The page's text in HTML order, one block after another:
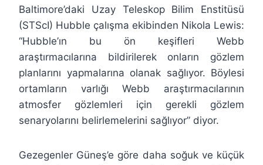
Baltimore’daki Uzay Teleskop Bilim Enstitüsü
(STScI) Hubble çalışma ekibinden Nikola Lewis:
“Hubble’ın bu ön keşifleri Webb
araştırmacılarına bildirilerek onların gözlem
planlarını yapmalarına olanak sağlıyor. Böylesi
ortamların varlığı Webb araştırmacılarının
atmosfer gözlemleri için gerekli gözlem
senaryolarını belirlemelerini sağlıyor” diyor.
Gezegenler Güneş’e göre daha soğuk ve küçük